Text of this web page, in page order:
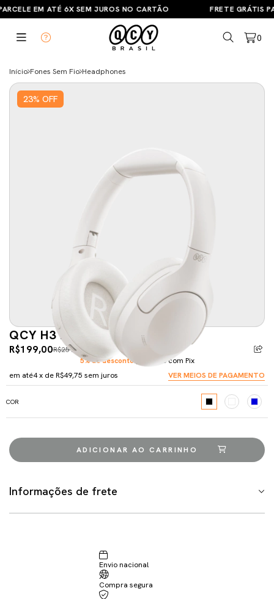
EM ATÉ 6X SEM JUROS NO CARTÃO FRETE GRÁTIS
0
23% OFF
Início Fones Sem Fio Headphones
QCY H3 LITE ANC
R$199,00R$259,00
-23%
5% de descontopagando com Pix
em até4x deR$49,75 sem juros VER MEIOS DE PAGAMENTO
COR
Informações de frete
Envio nacional
Compra segura